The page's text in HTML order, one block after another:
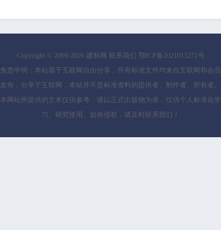
Copyright © 2009-2026 建标网 联系我们 鄂ICP备2021015271号
免责申明：本站基于互联网自由分享，所有标准文件均来自互联网和会员
发布，分享于互联网，本站并不是标准资料的提供者、制作者、所有者。
本网站所提供的文本仅供参考，请以正式出版物为准，仅供个人标准化学
习、研究使用。如有侵权，请及时联系我们！